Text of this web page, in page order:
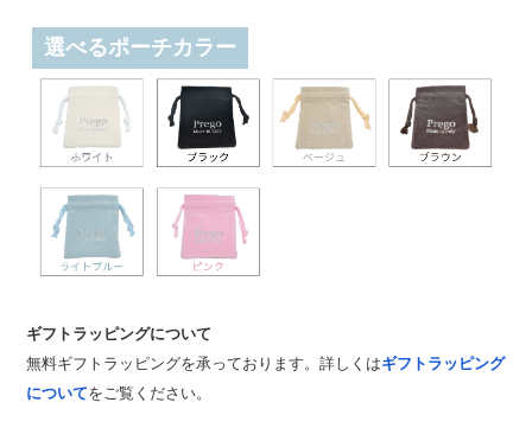
選べるポーチカラー
ギフトラッピングについて
無料ギフトラッピングを承っております。詳しくはギフトラッピング
についてをご覧ください。